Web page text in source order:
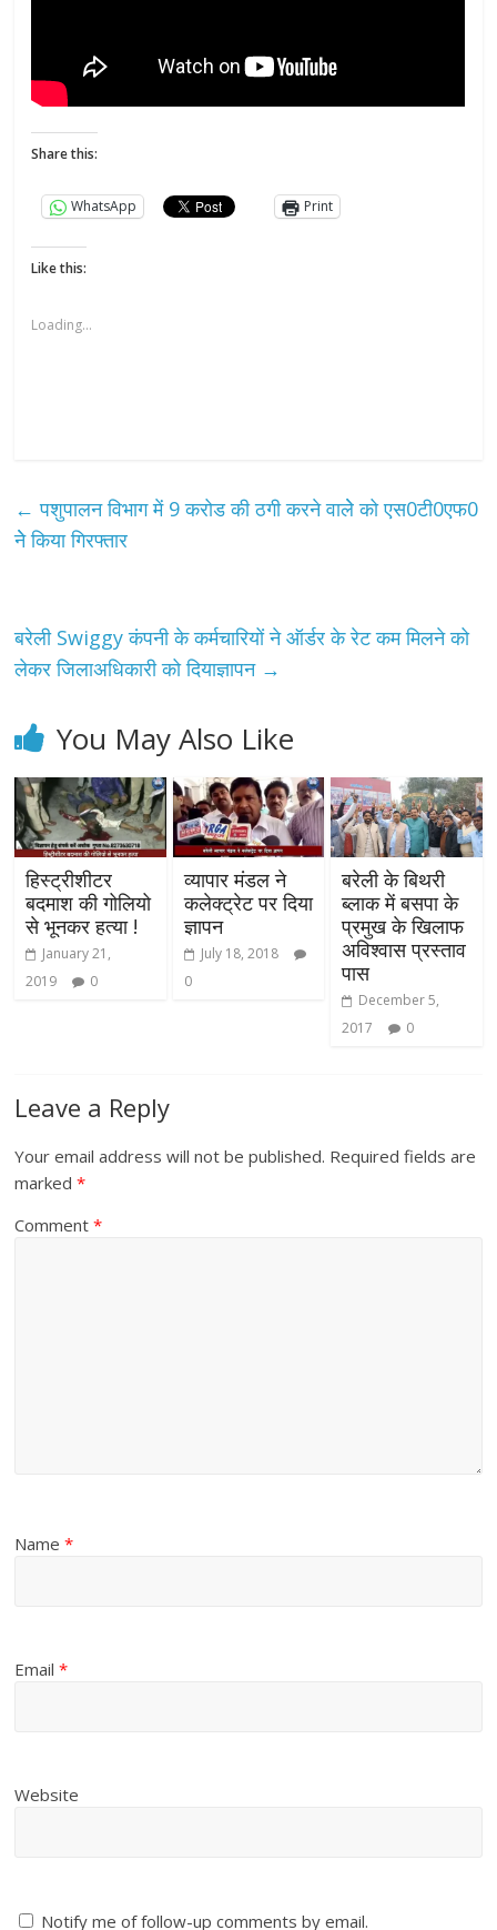
Share this:
WhatsApp Print
Like this:
Loading...
← पशुपालन विभाग में 9 करोड की ठगी करने वालेे को एस0टी0एफ0
नेे किया गिरफ्तार
बरेली Swiggy कंपनी के कर्मचारियों ने ऑर्डर के रेट कम मिलने को
लेकर जिलाअधिकारी को दियाज्ञापन →
You May Also Like
हिस्ट्रीशीटर
बदमाश की गोलियो
से भूनकर हत्या !
January 21,
2019
0
व्यापार मंडल ने
कलेक्ट्रेट पर दिया
ज्ञापन
July 18, 2018
0
बरेली के बिथरी
ब्लाक में बसपा के
प्रमुख के खिलाफ
अविश्वास प्रस्ताव
पास
December 5,
2017
0
Leave a Reply
Your email address will not be published. Required fields are
marked*
Comment*
Name*
Email*
Website
Notify me of follow-up comments by email.